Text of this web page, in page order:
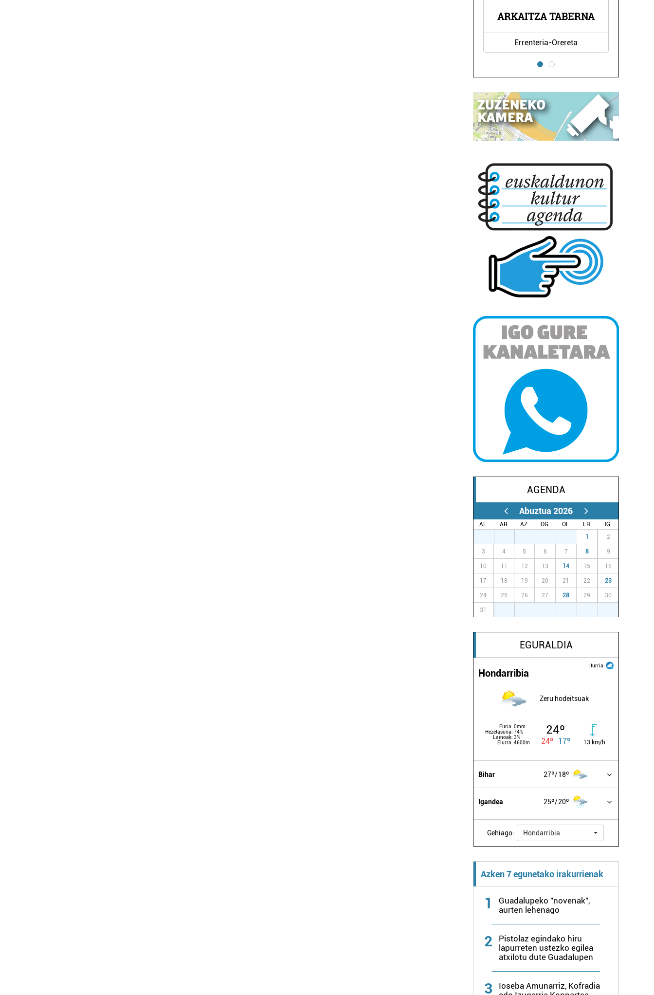
ARKAITZA TABERNA
Errenteria-Orereta
AGENDA
Abuztua 2026
AL. AR. AZ. OG. OL. LR.
IG.
1 2
3 4 5 6 7 8 9
10 11 12 13 14 15 16
17 18 19 20 21 22 23
24 25 26 27 28 29 30
31
EGURALDIA
Iturria:
Hondarribia
Zeru hodeitsuak
Euria: 0mm
Hezetasuna: 74%
Lainoak: 3%
Elurra: 4600m
24º
24º 17º 13 km/h
Bihar 27º 18º
Igandea 25º 20º
Gehiago: Hondarribia
Azken 7 egunetako irakurrienak
1
Guadalupeko "novenak",
aurten lehenago
2
Pistolaz egindako hiru
lapurreten ustezko egilea
atxilotu dute Guadalupen
3
Ioseba Amunarriz, Kofradia